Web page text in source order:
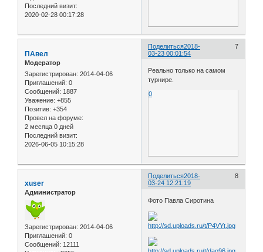
Последний визит:
2020-02-28 00:17:28
Поделиться 7
2018-
03-23 00:01:54
ПАвел
Модератор
Зарегистрирован: 2014-04-06
Приглашений: 0
Сообщений: 1887
Уважение: +855
Позитив: +354
Провел на форуме:
2 месяца 0 дней
Последний визит:
2026-06-05 10:15:28
Реально только на самом
турнире.
0
Поделиться 8
2018-
03-24 12:21:19
xuser
Администратор
Зарегистрирован: 2014-04-06
Приглашений: 0
Сообщений: 12111
Фото Павла Сиротина